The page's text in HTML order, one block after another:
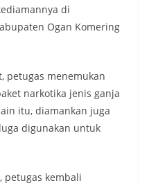
di
Ogan Komering
petugas menemukan
narkotika jenis ganja
itu, diamankan juga
digunakan untuk
petugas kembali